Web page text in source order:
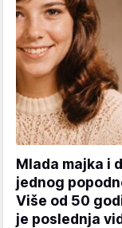
Mlada majka i
jednog
Više od 50
je poslednja